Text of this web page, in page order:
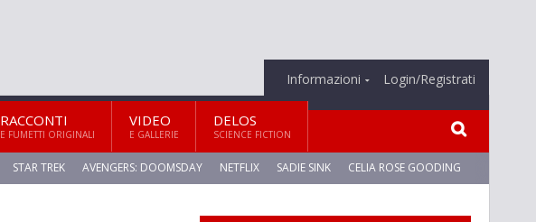
Informazioni Login/Registrati
RACCONTI
E FUMETTI ORIGINALI
VIDEO
E GALLERIE
DELOS
SCIENCE FICTION
STAR TREK AVENGERS: DOOMSDAY NETFLIX SADIE SINK CELIA ROSE GOODING